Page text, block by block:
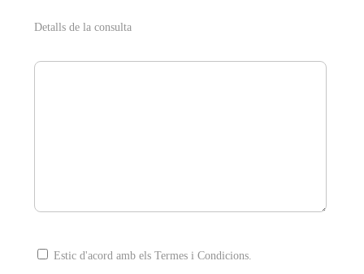
Detalls de la consulta
Estic d'acord amb els Termes i Condicions.